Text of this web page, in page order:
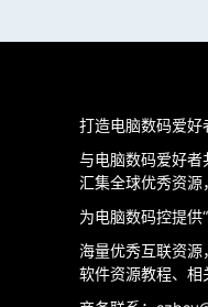
打造电脑数码爱好
与电脑数码爱好者
汇集全球优秀资源
为电脑数码控提供
海量优秀互联资源
软件资源教程、相